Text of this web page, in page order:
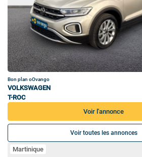
Bon plan oOvango
VOLKSWAGEN
T-ROC
Voir l'annonce
Voir toutes les annonces
Martinique